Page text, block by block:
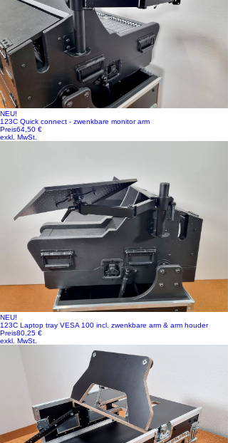
NEU!
123C Quick connect - zwenkbare monitor arm
Preis64,50 €
exkl. MwSt.
NEU!
123C Laptop tray VESA 100 incl. zwenkbare arm & arm houder
Preis80,25 €
exkl. MwSt.